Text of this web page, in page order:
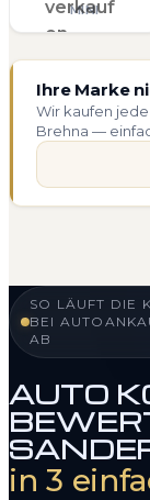
MINI
Ihre Marke
Wir kaufen
Brehna —
SO LÄUFT DIE
BEI
AB
AUTO
in 3